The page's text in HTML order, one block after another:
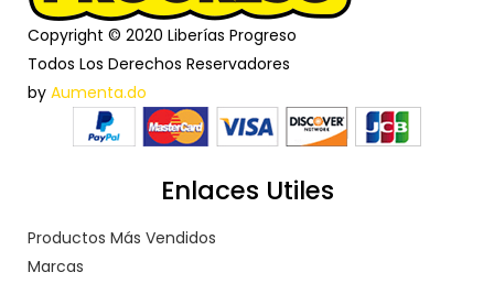
Copyright © 2020 Liberías Progreso
Todos Los Derechos Reservadores
by Aumenta.do
Enlaces Utiles
Productos Más Vendidos
Marcas